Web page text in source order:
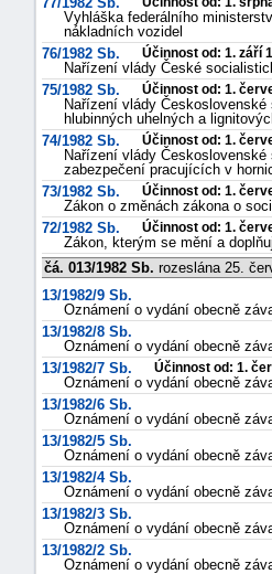
Vyhláška federálního
nákladních vozidel
76/1982 Sb.
Účinnost od: 1. září
Nařízení vlády České
75/1982 Sb.
Účinnost od: 1.
Nařízení vlády
hlubinných uhelných a
74/1982 Sb.
Účinnost od: 1.
Nařízení vlády
zabezpečení pracujících v
73/1982 Sb.
Účinnost od: 1.
Zákon o změnách zákona o
72/1982 Sb.
Účinnost od: 1.
Zákon, kterým se mění a
čá. 013/1982 Sb. rozeslána 25.
13/1982/9 Sb.
Oznámení o vydání obecně
13/1982/8 Sb.
Oznámení o vydání obecně
13/1982/7 Sb.
Účinnost od: 1.
Oznámení o vydání obecně
13/1982/6 Sb.
Oznámení o vydání obecně
13/1982/5 Sb.
Oznámení o vydání obecně
13/1982/4 Sb.
Oznámení o vydání obecně
13/1982/3 Sb.
Oznámení o vydání obecně
13/1982/2 Sb.
Oznámení o vydání obecně